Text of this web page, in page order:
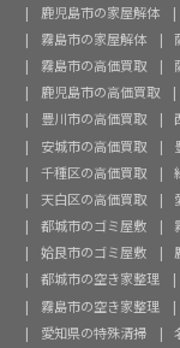
鹿児島市の家屋解体
霧島市の家屋解体
霧島市の高価買取
鹿児島市の高価買取
豊川市の高価買取
安城市の高価買取
千種区の高価買取
天白区の高価買取
都城市のゴミ屋敷
姶良市のゴミ屋敷
都城市の空き家整理
霧島市の空き家整理
愛知県の特殊清掃